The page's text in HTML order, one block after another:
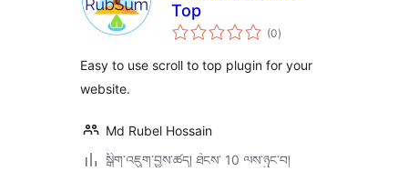
Top
(0གདེང་
འཇོག་
ཚང་།
)
Easy to use scroll to top plugin for your
website.
Md Rubel Hossain
སྒྲིག་འཇུག་བྱས་ཚད། ཐེངས་ 10 ལས་ཉུང་བ།